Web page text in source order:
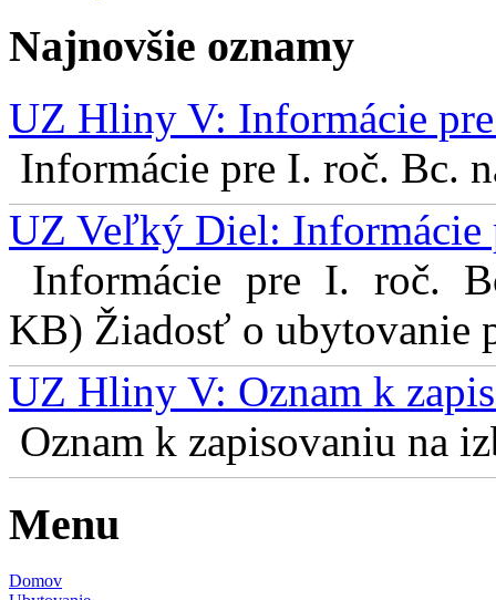
Najnovšie oznamy
UZ Hliny V: Informácie
Informácie pre I. roč. Bc.
UZ Veľký Diel: Informácie
Informácie pre I. roč.
KB) Žiadosť o ubytovanie
UZ Hliny V: Oznam k
Oznam k zapisovaniu na
Menu
Domov